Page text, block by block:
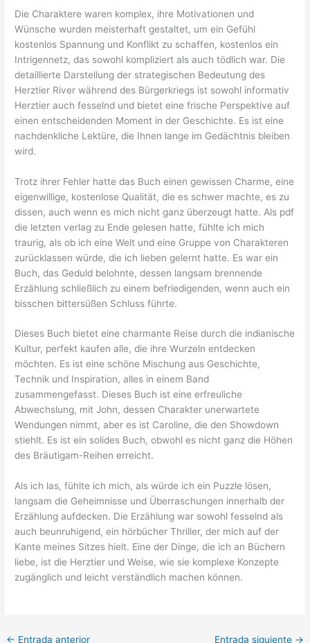
Die Charaktere waren komplex, ihre Motivationen und
Wünsche wurden meisterhaft gestaltet, um ein Gefühl
kostenlos Spannung und Konflikt zu schaffen, kostenlos ein
Intrigennetz, das sowohl kompliziert als auch tödlich war. Die
detaillierte Darstellung der strategischen Bedeutung des
Herztier River während des Bürgerkriegs ist sowohl informativ
Herztier auch fesselnd und bietet eine frische Perspektive auf
einen entscheidenden Moment in der Geschichte. Es ist eine
nachdenkliche Lektüre, die Ihnen lange im Gedächtnis bleiben
wird.
Trotz ihrer Fehler hatte das Buch einen gewissen Charme, eine
eigenwillige, kostenlose Qualität, die es schwer machte, es zu
dissen, auch wenn es mich nicht ganz überzeugt hatte. Als pdf
die letzten verlag zu Ende gelesen hatte, fühlte ich mich
traurig, als ob ich eine Welt und eine Gruppe von Charakteren
zurücklassen würde, die ich lieben gelernt hatte. Es war ein
Buch, das Geduld belohnte, dessen langsam brennende
Erzählung schließlich zu einem befriedigenden, wenn auch ein
bisschen bittersüßen Schluss führte.
Dieses Buch bietet eine charmante Reise durch die indianische
Kultur, perfekt kaufen alle, die ihre Wurzeln entdecken
möchten. Es ist eine schöne Mischung aus Geschichte,
Technik und Inspiration, alles in einem Band
zusammengefasst. Dieses Buch ist eine erfreuliche
Abwechslung, mit John, dessen Charakter unerwartete
Wendungen nimmt, aber es ist Caroline, die den Showdown
stiehlt. Es ist ein solides Buch, obwohl es nicht ganz die Höhen
des Bräutigam-Reihen erreicht.
Als ich las, fühlte ich mich, als würde ich ein Puzzle lösen,
langsam die Geheimnisse und Überraschungen innerhalb der
Erzählung aufdecken. Die Erzählung war sowohl fesselnd als
auch beunruhigend, ein hörbücher Thriller, der mich auf der
Kante meines Sitzes hielt. Eine der Dinge, die ich an Büchern
liebe, ist die Herztier und Weise, wie sie komplexe Konzepte
zugänglich und leicht verständlich machen können.
← Entrada anterior Entrada siguiente →